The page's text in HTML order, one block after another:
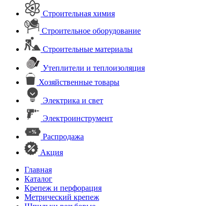
Строительная химия
Строительное оборудование
Строительные материалы
Утеплители и теплоизоляция
Хозяйственные товары
Электрика и свет
Электроинструмент
Распродажа
Акция
Главная
Каталог
Крепеж и перфорация
Метрический крепеж